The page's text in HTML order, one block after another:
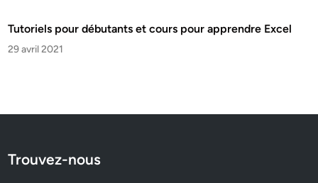
Tutoriels pour débutants et cours pour apprendre Excel
29 avril 2021
Trouvez-nous